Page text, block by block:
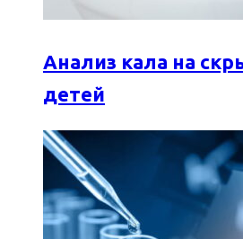
Анализ кала на
детей